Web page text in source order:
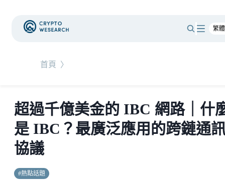
首頁 〉
超過千億美金的 IBC 網路｜什
是 IBC？最廣泛應用的跨鏈通
協議
#熱點話題